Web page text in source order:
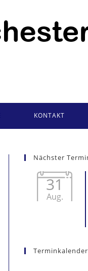
KONTAKT
Nächster
31
Aug.
Terminkalender